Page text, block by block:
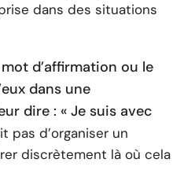
dans des situations
d’affirmation ou le
dans une
dire : « Je suis avec
pas d’organiser un
discrètement là où cela